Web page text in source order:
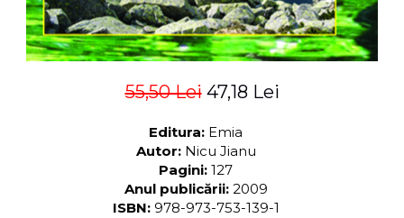
55,50 Lei 47,18 Lei
Editura: Emia
Autor: Nicu Jianu
Pagini: 127
Anul publicării: 2009
ISBN: 978-973-753-139-1